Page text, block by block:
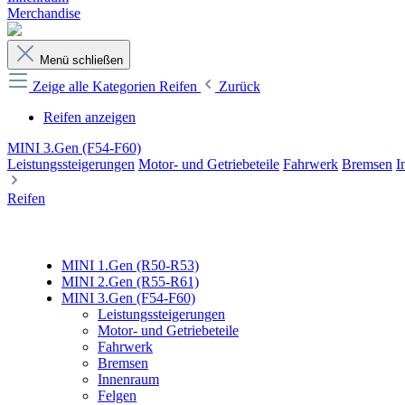
Merchandise
Menü schließen
Zeige alle Kategorien Reifen
Zurück
Reifen anzeigen
MINI 3.Gen (F54-F60)
Leistungssteigerungen Motor- und Getriebeteile Fahrwerk Bremsen
Reifen
MINI 1.Gen (R50-R53)
MINI 2.Gen (R55-R61)
MINI 3.Gen (F54-F60)
Leistungssteigerungen
Motor- und Getriebeteile
Fahrwerk
Bremsen
Innenraum
Felgen